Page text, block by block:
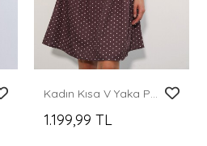
Kadın Kısa V Yaka Puantiyeli Elbise 2606 - Kahverengi
1.199,99 TL